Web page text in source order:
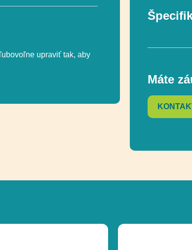
upraviť tak, aby
Máte